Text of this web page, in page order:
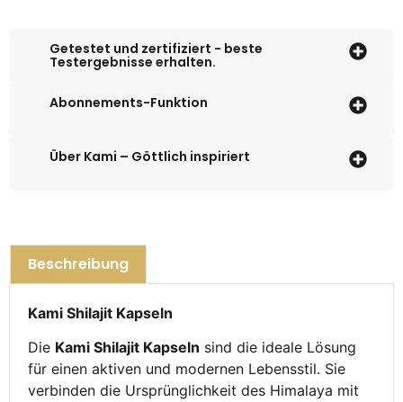
Getestet und zertifiziert - beste
Testergebnisse erhalten.
Abonnements-Funktion
Über Kami – Göttlich inspiriert
Beschreibung
Kami Shilajit Kapseln
Die Kami Shilajit Kapseln sind die ideale Lösung
für einen aktiven und modernen Lebensstil. Sie
verbinden die Ursprünglichkeit des Himalaya mit